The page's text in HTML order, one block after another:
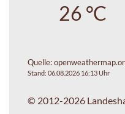
26 °C
Quelle:
Stand: 06.08.2026 16:13 Uhr
© 2012-2026